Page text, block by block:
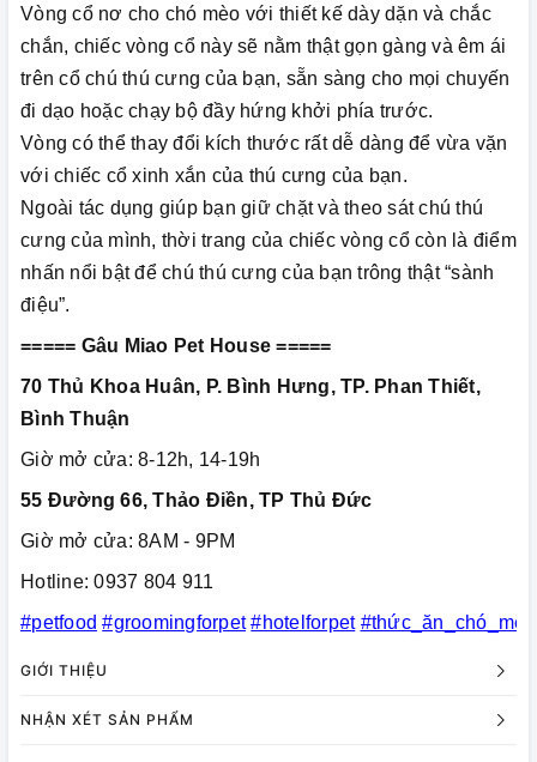
Vòng cổ nơ cho chó mèo với thiết kế dày dặn và chắc
chắn, chiếc vòng cổ này sẽ nằm thật gọn gàng và êm ái
trên cổ chú thú cưng của bạn, sẵn sàng cho mọi chuyến
đi dạo hoặc chạy bộ đầy hứng khởi phía trước.
Vòng có thể thay đổi kích thước rất dễ dàng để vừa vặn
với chiếc cổ xinh xắn của thú cưng của bạn.
Ngoài tác dụng giúp bạn giữ chặt và theo sát chú thú
cưng của mình, thời trang của chiếc vòng cổ còn là điểm
nhấn nổi bật để chú thú cưng của bạn trông thật “sành
điệu”.
===== Gâu Miao Pet House =====
70 Thủ Khoa Huân, P. Bình Hưng, TP. Phan Thiết,
Bình Thuận
Giờ mở cửa: 8-12h, 14-19h
55 Đường 66, Thảo Điền, TP Thủ Đức
Giờ mở cửa: 8AM - 9PM
Hotline: 0937 804 911
#petfood #groomingforpet #hotelforpet #thức_ăn_chó_mèo
GIỚI THIỆU
NHẬN XÉT SẢN PHẨM